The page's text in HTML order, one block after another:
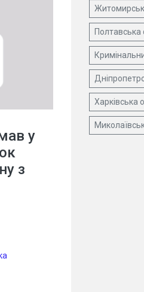
у
з
Полтавська
Харківська